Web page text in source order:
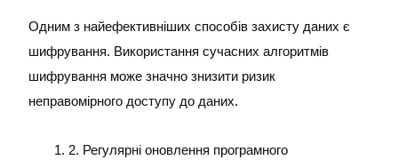
Одним з найефективніших способів захисту даних є
шифрування. Використання сучасних алгоритмів
шифрування може значно знизити ризик
неправомірного доступу до даних.
2. Регулярні оновлення програмного